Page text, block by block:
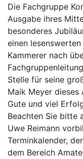
Die Fachgruppe
Ausgabe ihres
besonderes
einen
Kammerer nach
Stelle für seine
Maik Meyer dieses
Gute und viel
Beachten Sie bitte
Uwe Reimann
Terminkalender,
dem Bereich